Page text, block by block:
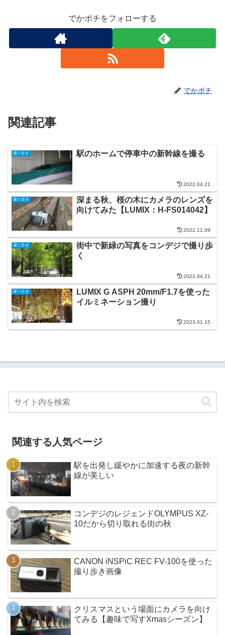
でかポチをフォローする
でかポチ
関連記事
撮り歩き 駅のホームで停車中の新幹線を撮る
2022.04.21
撮り歩き
深まる秋、桜の木にカメラのレンズを
向けてみた【LUMIX：H-FS014042】
2022.11.09
撮り歩き
街中で新緑の写真をコンデジで撮り歩
く
2022.04.21
撮り歩き
LUMIX G ASPH 20mm/F1.7を使った
イルミネーション撮り
2023.01.15
関連する人気ページ
駅を出発し緩やかに加速する夜の新幹
線が美しい
コンデジのレジェンドOLYMPUS XZ-
10だから切り取れる街の秋
CANON iNSPiC REC FV-100を使った
撮り歩き画像
クリスマスという場面にカメラを向け
てみる【趣味で写すXmasシーズン】